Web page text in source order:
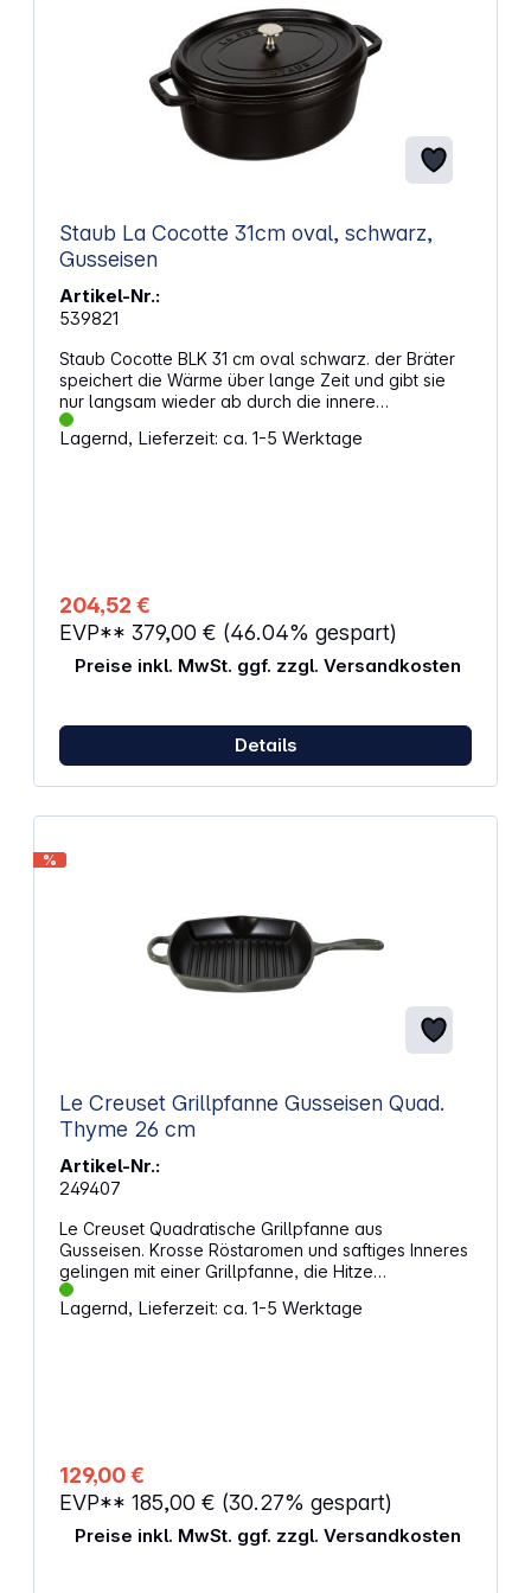
Mikrowelle, Backofen, Grill und Gefrierschrank
Verwendbar mit Metallgegenständen und
spülmaschinengeeignet Farbe bringt lebendige
Akzente auf den Tisch Volumen von 200 ml für
Einzelportionen Durchmesser von 10 cm für
kompakte Zubereitung Set enthält vier Mini-
Cocottes Gewicht: 1,60 kg
Staub La Cocotte 31cm oval, schwarz,
Gusseisen
Artikel-Nr.:
539821
Staub Cocotte BLK 31 cm oval schwarz. der Bräter
speichert die Wärme über lange Zeit und gibt sie
nur langsam wieder ab durch die innere
Emaillebeschichtung wird dieser Effekt verstärkt und
der Eigengeschmack von Speisen wird intensiviert
hitzebeständig, induktionsgeeignet Höhe: 16,7 cm
Höhe ohne Deckel: 11,8 cm Länge: 37,5 cm
Volumen: 5,5 l Farbe: schwarz Material: Gusseisen
Lagernd, Lieferzeit: ca. 1-5 Werktage
204,52 €
EVP** 379,00 € (46.04% gespart)
Preise inkl. MwSt. ggf. zzgl. Versandkosten
Details
%
Le Creuset Grillpfanne Gusseisen Quad.
Thyme 26 cm
Artikel-Nr.:
249407
Le Creuset Quadratische Grillpfanne aus
Gusseisen. Krosse Röstaromen und saftiges Inneres
gelingen mit einer Grillpfanne, die Hitze
gleichmäßig verteilt und Feuchtigkeit im Gargut hält.
Durch die Rillen läuft überschüssiges Fett ab,
Zubereitungsarten. Gusseisen speichert Wärme
besonders effektiv und sorgt für gleichmäßige Brat-
und Grillergebnisse. Die Pfanne kann flexibel auf
unterschiedlichen Wärmequellen eingesetzt
werden. Durchdacht bis ins DetailPraktische Griffe
Lagernd, Lieferzeit: ca. 1-5 Werktage
129,00 €
EVP** 185,00 € (30.27% gespart)
Preise inkl. MwSt. ggf. zzgl. Versandkosten